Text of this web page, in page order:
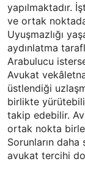
yapılmaktadır.
ve ortak
Uyuşmazlığı
aydınlatma
Arabulucu
Avukat
üstlendiği
birlikte
takip edebilir.
ortak nokta
Sorunların
avukat tercihi